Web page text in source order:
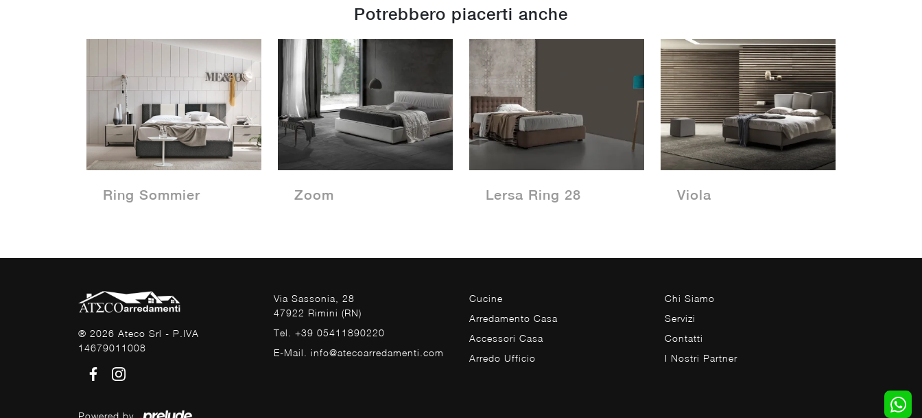
Potrebbero piacerti anche
Ring Sommier Zoom Lersa Ring 28 Viola
® 2026 Ateco Srl - P.IVA
14679011008
Via Sassonia, 28
47922 Rimini (RN)
Tel. +39 05411890220
E-Mail. info@atecoarredamenti.com
Cucine
Arredamento Casa
Accessori Casa
Arredo Ufficio
Chi Siamo
Servizi
Contatti
I Nostri Partner